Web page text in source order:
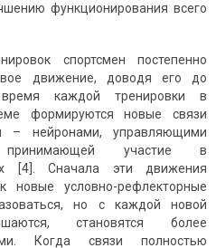
функционирования всего
спортсмен постепенно
движение, доводя его до
каждой тренировки в
формируются новые связи
– нейронами, управляющими
принимающей участие в
[4]. Сначала эти движения
новые условно-рефлекторные
но с каждой новой
становятся более
Когда связи полностью